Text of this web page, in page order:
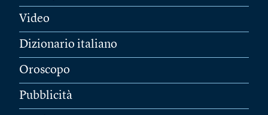
Video
Dizionario italiano
Oroscopo
Pubblicità